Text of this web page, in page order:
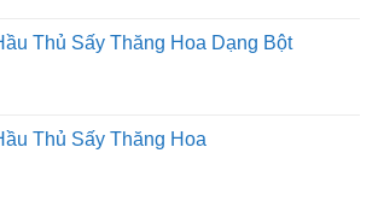
Thủ Sấy Thăng Hoa Dạng Bột
Thủ Sấy Thăng Hoa